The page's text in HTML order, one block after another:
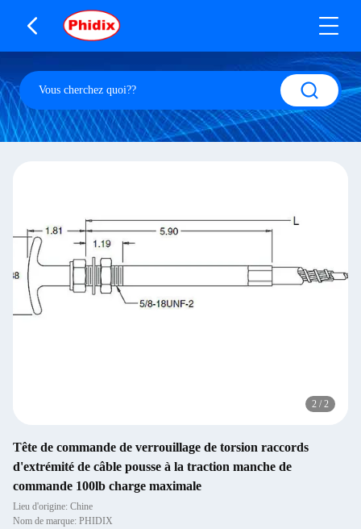
2 / 2
Tête de commande de verrouillage de torsion raccords
d'extrémité de câble pousse à la traction manche de
commande 100lb charge maximale
Lieu d'origine: Chine
Nom de marque: PHIDIX